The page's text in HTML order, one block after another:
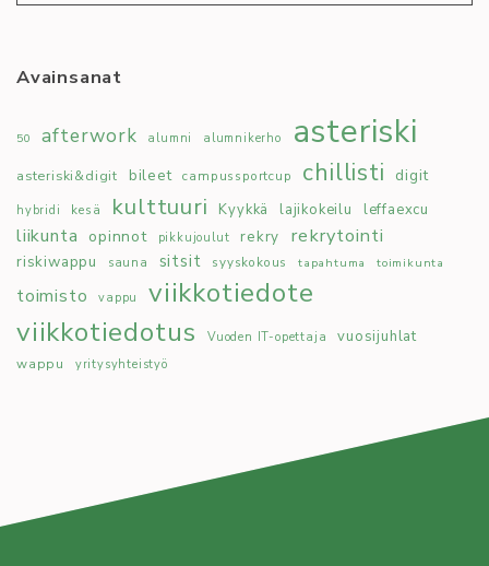
Avainsanat
50 afterwork alumni alumnikerho asteriski
asteriski&digit bileet campussportcup chillisti digit
hybridi kesä kulttuuri Kyykkä lajikokeilu leffaexcu
liikunta opinnot pikkujoulut rekry rekrytointi
riskiwappu sauna sitsit syyskokous tapahtuma toimikunta
toimisto vappu
viikkotiedote
viikkotiedotus
Vuoden IT-opettaja vuosijuhlat
wappu yritysyhteistyö